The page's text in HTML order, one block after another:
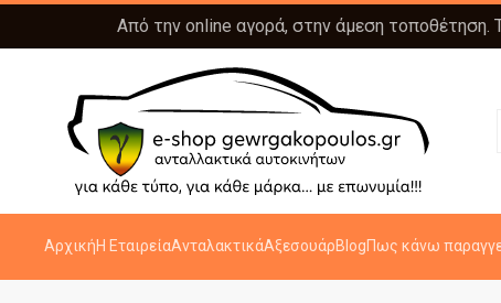
Από την online αγορά, στην άμεση τοποθέτηση.
ΑρχικήΗ ΕταιρείαΑνταλακτικάΑξεσουάρBlogΠως κάνω